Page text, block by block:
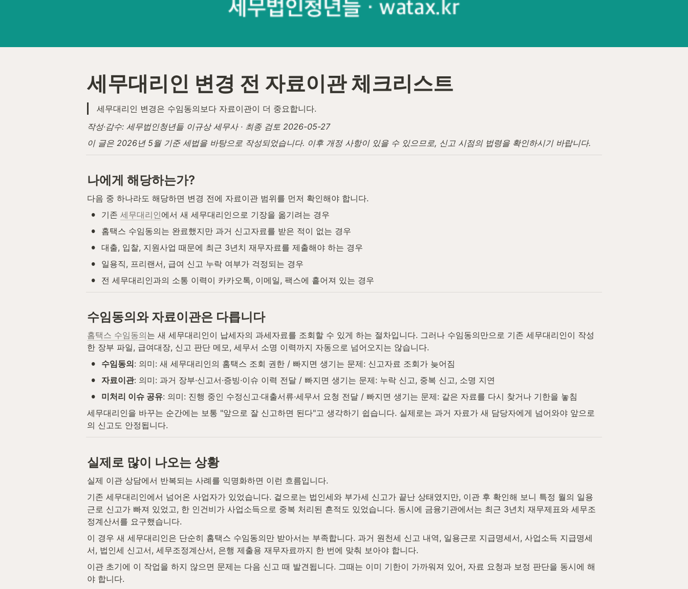
세무대리인 변경 전 자료이관 체크리스트
세무대리인 변경은 수임동의보다 자료이관이 더 중요합니다.
작성·감수: 세무법인청년들 이규상 세무사 · 최종 검토 2026-05-27
이 글은 2026년 5월 기준 세법을 바탕으로 작성되었습니다. 이후 개정 사항이 있을 수 있으므로, 신고 시점의 법령을 확인하시기 바랍니다.
나에게 해당하는가?
다음 중 하나라도 해당하면 변경 전에 자료이관 범위를 먼저 확인해야 합니다.
• 기존 세무대리인에서 새 세무대리인으로 기장을 옮기려는 경우
• 홈택스 수임동의는 완료했지만 과거 신고자료를 받은 적이 없는 경우
• 대출, 입찰, 지원사업 때문에 최근 3년치 재무자료를 제출해야 하는 경우
• 일용직, 프리랜서, 급여 신고 누락 여부가 걱정되는 경우
• 전 세무대리인과의 소통 이력이 카카오톡, 이메일, 팩스에 흩어져 있는 경우
수임동의와 자료이관은 다릅니다
홈택스 수임동의는 새 세무대리인이 납세자의 과세자료를 조회할 수 있게 하는 절차입니다. 그러나 수임동의만으로 기존 세무대리인이 작성
한 장부 파일, 급여대장, 신고 판단 메모, 세무서 소명 이력까지 자동으로 넘어오지는 않습니다.
• 수임동의: 의미: 새 세무대리인의 홈택스 조회 권한 / 빠지면 생기는 문제: 신고자료 조회가 늦어짐
• 자료이관: 의미: 과거 장부·신고서·증빙·이슈 이력 전달 / 빠지면 생기는 문제: 누락 신고, 중복 신고, 소명 지연
• 미처리 이슈 공유: 의미: 진행 중인 수정신고·대출서류·세무서 요청 전달 / 빠지면 생기는 문제: 같은 자료를 다시 찾거나 기한을 놓침
세무대리인을 바꾸는 순간에는 보통 "앞으로 잘 신고하면 된다"고 생각하기 쉽습니다. 실제로는 과거 자료가 새 담당자에게 넘어와야 앞으로
의 신고도 안정됩니다.
실제로 많이 나오는 상황
실제 이관 상담에서 반복되는 사례를 익명화하면 이런 흐름입니다.
기존 세무대리인에서 넘어온 사업자가 있었습니다. 겉으로는 법인세와 부가세 신고가 끝난 상태였지만, 이관 후 확인해 보니 특정 월의 일용
근로 신고가 빠져 있었고, 한 인건비가 사업소득으로 중복 처리된 흔적도 있었습니다. 동시에 금융기관에서는 최근 3년치 재무제표와 세무조
정계산서를 요구했습니다.
이 경우 새 세무대리인은 단순히 홈택스 수임동의만 받아서는 부족합니다. 과거 원천세 신고 내역, 일용근로 지급명세서, 사업소득 지급명세
서, 법인세 신고서, 세무조정계산서, 은행 제출용 재무자료까지 한 번에 맞춰 보아야 합니다.
이관 초기에 이 작업을 하지 않으면 문제는 다음 신고 때 발견됩니다. 그때는 이미 기한이 가까워져 있어, 자료 요청과 보정 판단을 동시에 해
야 합니다.